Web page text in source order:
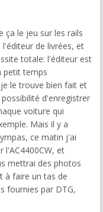
ça le jeu sur les rails
de livrées, et
totale: l'éditeur est
petit temps
le trouve bien fait et
d'enregistrer
voiture qui
Mais il y a
ce matin j'ai
l'AC4400CW, et
mettrai des photos
à faire un tas de
fournies par DTG,